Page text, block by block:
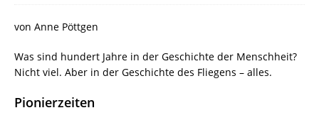
von Anne Pöttgen
Was sind hundert Jahre in der Geschichte der Menschheit?
Nicht viel. Aber in der Geschichte des Fliegens – alles.
Pionierzeiten